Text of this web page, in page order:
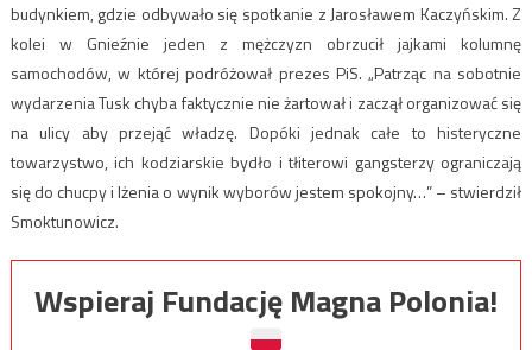
budynkiem, gdzie odbywało się spotkanie z Jarosławem Kaczyńskim. Z
kolei w Gnieźnie jeden z mężczyzn obrzucił jajkami kolumnę
samochodów, w której podróżował prezes PiS. „Patrząc na sobotnie
wydarzenia Tusk chyba faktycznie nie żartował i zaczął organizować się
na ulicy aby przejąć władzę. Dopóki jednak całe to histeryczne
towarzystwo, ich kodziarskie bydło i tłiterowi gangsterzy ograniczają
się do chucpy i lżenia o wynik wyborów jestem spokojny…” – stwierdził
Smoktunowicz.
Wspieraj Fundację Magna Polonia!